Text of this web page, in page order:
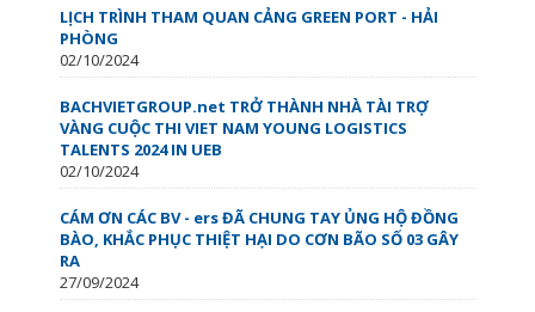
LỊCH TRÌNH THAM QUAN CẢNG GREEN PORT - HẢI
PHÒNG
02/10/2024
BACHVIETGROUP.net TRỞ THÀNH NHÀ TÀI TRỢ
VÀNG CUỘC THI VIET NAM YOUNG LOGISTICS
TALENTS 2024 IN UEB
02/10/2024
CÁM ƠN CÁC BV - ers ĐÃ CHUNG TAY ỦNG HỘ ĐỒNG
BÀO, KHẮC PHỤC THIỆT HẠI DO CƠN BÃO SỐ 03 GÂY
RA
27/09/2024